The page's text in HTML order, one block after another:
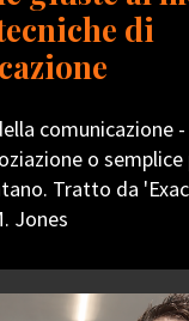
di
comunicazione -
o semplice
Tratto da
Jones